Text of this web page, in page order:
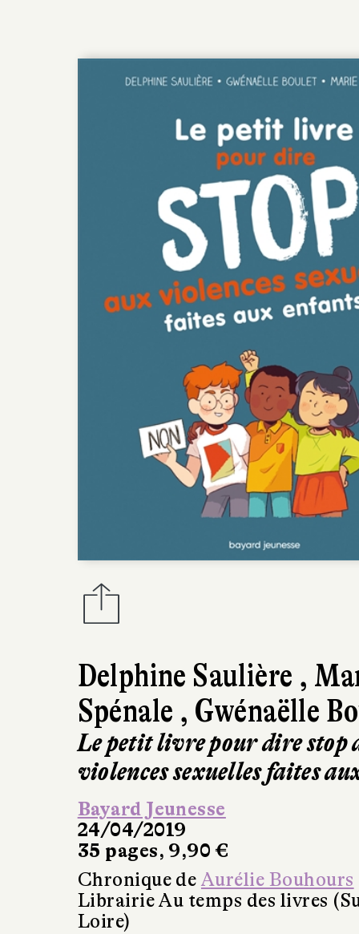
Delphine Saulière ,
Spénale , Gwénaëlle
Le petit livre pour dire stop
violences sexuelles faites
Bayard Jeunesse
24/04/2019
35 pages, 9,90 €
Chronique de Aurélie Bouhours
Librairie Au temps des livres
Loire)